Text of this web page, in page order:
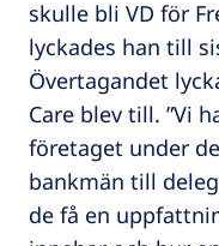
skulle bli VD för
lyckades han till
Övertagandet
Care blev till. ”Vi
företaget under
bankmän till
de få en